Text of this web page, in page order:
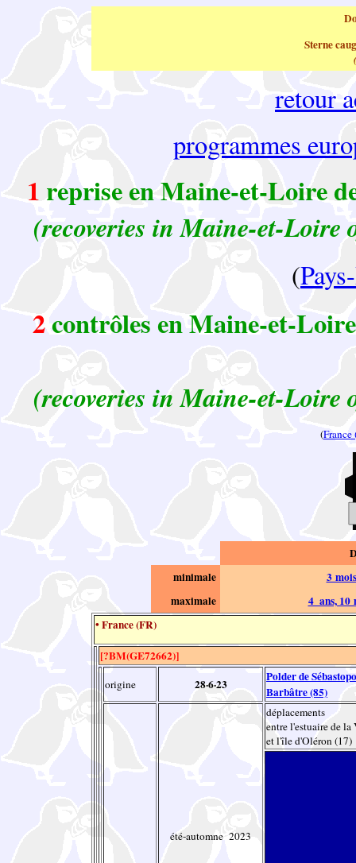
Sterne
retour
programmes
1reprise en Maine-et-Loire
(recoveries in Maine-et-
(
2contrôles en Maine-et-
(recoveries in Maine-et-
(
minimale
3
maximale
4 ans, 10
• France (FR)
[?BM(GE72662)]
origine 28·6·23
Polder de
Barbâtre (85)
été-automne 2023
déplacements
entre l'estuaire de
et l'île d'Oléron (17)